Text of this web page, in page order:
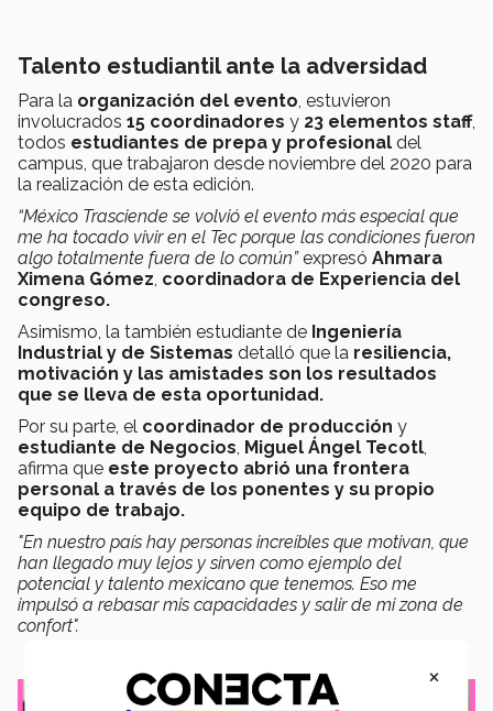
Talento estudiantil ante la adversidad
Para la organización del evento , estuvieron
involucrados 15 coordinadores y 23 elementos staff,
todos estudiantes de prepa y profesional del
campus, que trabajaron desde noviembre del 2020 para
la realización de esta edición.
“México Trasciende se volvió el evento más especial que
me ha tocado vivir en el Tec porque las condiciones fueron
algo totalmente fuera de lo común”expresó Ahmara
Ximena Gómez coordinadora de Experiencia del
congreso.
Asimismo, la también estudiante de Ingeniería
Industrial y de Sistemas detalló que la resiliencia,
motivación y las amistades son los resultados
que se lleva de esta oportunidad.
Por su parte, el coordinador de producción y
estudiante de Negocios Miguel Ángel Tecotl
afirma que este proyecto abrió una frontera
personal a través de los ponentes y su propio
equipo de trabajo.
"En nuestro país hay personas increíbles que motivan, que
han llegado muy lejos y sirven como ejemplo del
potencial y talento mexicano que tenemos. Eso me
impulsó a rebasar mis capacidades y salir de mi zona de
confort".
×